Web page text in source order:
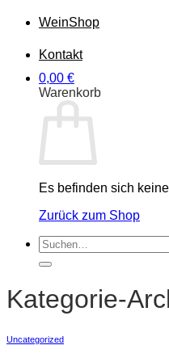
WeinShop
Kontakt
0,00 €
Warenkorb
Es befinden sich
Zurück zum Shop
Suchen
nach:
Kategorie-
Uncategorized